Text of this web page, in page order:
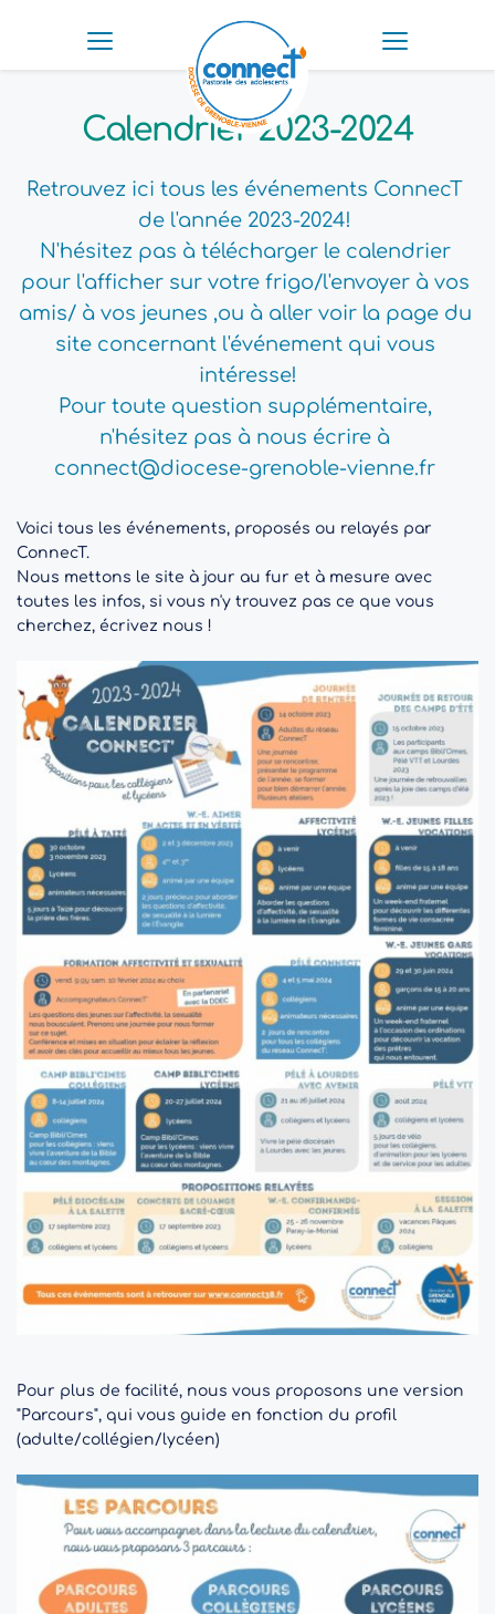
Calendrier 2023-2024
Retrouvez ici tous les événements ConnecT
de l'année 2023-2024!
N'hésitez pas à télécharger le calendrier
pour l'afficher sur votre frigo/l'envoyer à vos
amis/ à vos jeunes ,ou à aller voir la page du
site concernant l'événement qui vous
intéresse!
Pour toute question supplémentaire,
connect@diocese-grenoble-vienne.fr
Voici tous les événements, proposés ou relayés par
ConnecT.
Nous mettons le site à jour au fur et à mesure avec
toutes les infos, si vous n'y trouvez pas ce que vous
cherchez, écrivez nous !
Pour plus de facilité, nous vous proposons une version
"Parcours", qui vous guide en fonction du profil
(adulte/collégien/lycéen)